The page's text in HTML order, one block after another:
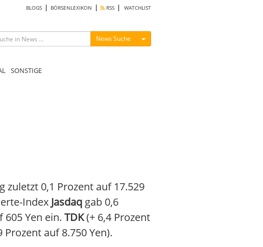
BLOGS BÖRSENLEXIKON RSS WATCHLIST
News Suche Menü ein-/ausblenden
SONSTIGE
zuletzt 0,1 Prozent auf 17.529
Index Jasdaq gab 0,6
Yen ein. TDK(+ 6,4 Prozent
Prozent auf 8.750 Yen).